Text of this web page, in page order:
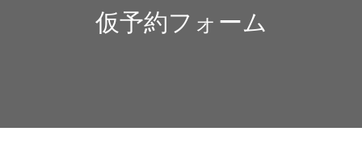
仮予約フォーム